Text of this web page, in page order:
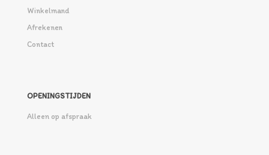
Winkelmand
Afrekenen
Contact
OPENINGSTIJDEN
Alleen op afspraak